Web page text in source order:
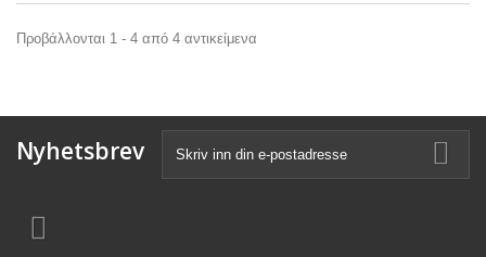
Προβάλλονται 1 - 4 από 4 αντικείμενα
Nyhetsbrev